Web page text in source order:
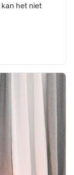
het niet